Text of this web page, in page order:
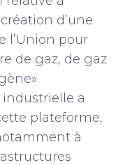
d’une
l’Union pour
de gaz, de gaz
industrielle a
plateforme,
à